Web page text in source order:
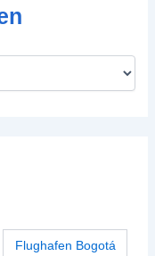
Flughafen Bogotá